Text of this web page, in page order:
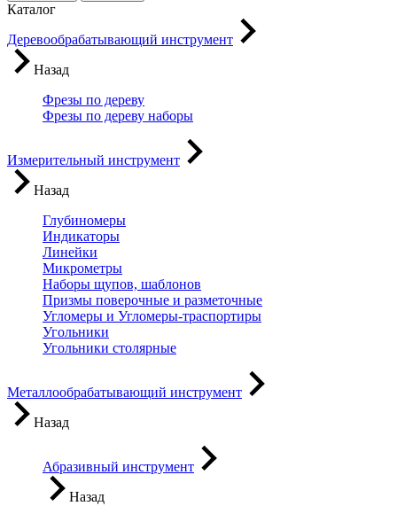
Каталог
Деревообрабатывающий инструмент
Назад
Фрезы по дереву
Фрезы по дереву наборы
Измерительный инструмент
Назад
Глубиномеры
Индикаторы
Линейки
Микрометры
Наборы щупов, шаблонов
Призмы поверочные и разметочные
Угломеры и Угломеры-траспортиры
Угольники
Угольники столярные
Металлообрабатывающий инструмент
Назад
Абразивный инструмент
Назад